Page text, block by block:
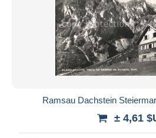
Ramsau Dachstein
± 4,61